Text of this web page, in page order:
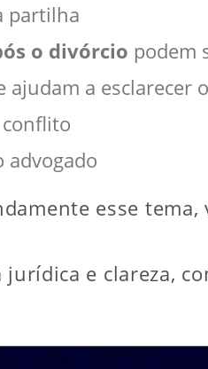
partilha
o divórcio podem
ajudam a esclarecer
advogado
esse
jurídica e clareza,